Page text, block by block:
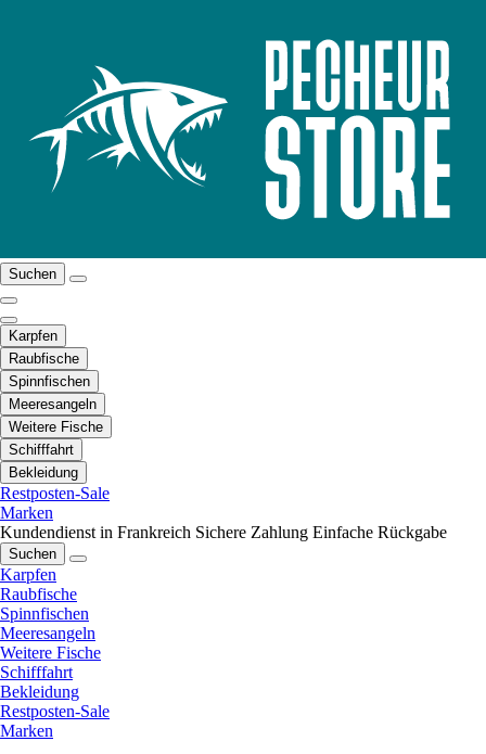
Suchen
Karpfen
Raubfische
Spinnfischen
Meeresangeln
Weitere Fische
Schifffahrt
Bekleidung
Restposten-Sale
Marken
Kundendienst in Frankreich Sichere Zahlung Einfache Rückgabe
Suchen
Karpfen
Raubfische
Spinnfischen
Meeresangeln
Weitere Fische
Schifffahrt
Bekleidung
Restposten-Sale
Marken